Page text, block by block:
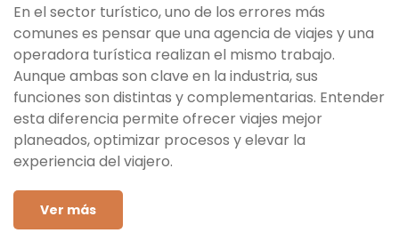
En el sector turístico, uno de los errores más
comunes es pensar que una agencia de viajes y una
operadora turística realizan el mismo trabajo.
Aunque ambas son clave en la industria, sus
funciones son distintas y complementarias. Entender
esta diferencia permite ofrecer viajes mejor
planeados, optimizar procesos y elevar la
experiencia del viajero.
Ver más